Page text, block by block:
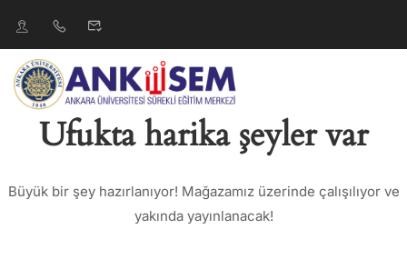
Ufukta harika şeyler var
Büyük bir şey hazırlanıyor! Mağazamız üzerinde çalışılıyor ve
yakında yayınlanacak!